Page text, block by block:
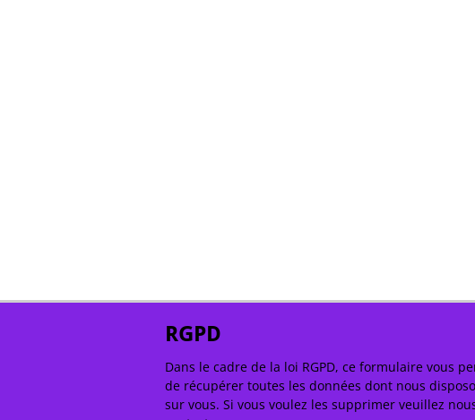
RGPD
Dans le cadre de la loi RGPD, ce formulaire vous
de récupérer toutes les données dont nous
sur vous. Si vous voulez les supprimer veuillez